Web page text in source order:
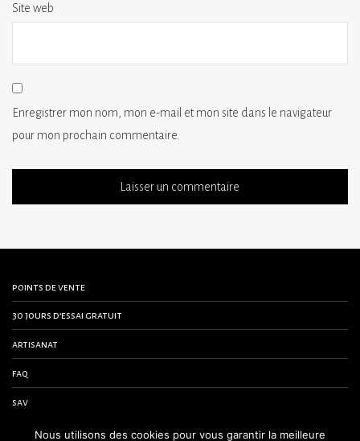
Site web
Enregistrer mon nom, mon e-mail et mon site dans le navigateur
pour mon prochain commentaire.
points de vente
30 jours d’essai gratuit
artisanat
faq
sav
contactez-nous
Nous utilisons des cookies pour vous garantir la meilleure